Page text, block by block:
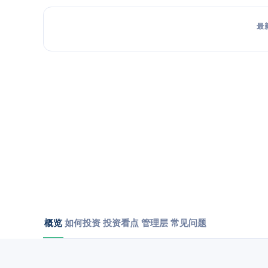
最
概览 如何投资 投资看点 管理层 常见问题